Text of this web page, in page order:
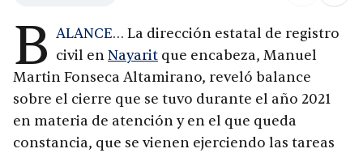
B ALANCE… La dirección estatal de registro
civil enNayarit que encabeza, Manuel
Martin Fonseca Altamirano, reveló balance
sobre el cierre que se tuvo durante el año 2021
en materia de atención y en el que queda
constancia, que se vienen ejerciendo las tareas